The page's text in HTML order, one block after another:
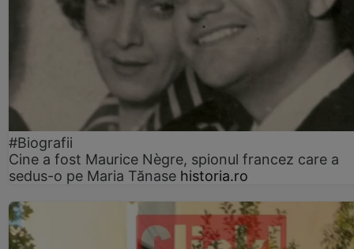
#Biografii
Cine a fost Maurice Nègre, spionul francez care a
sedus-o pe Maria Tănase historia.ro